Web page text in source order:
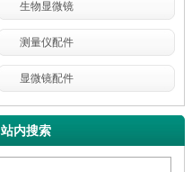
生物显微镜
测量仪配件
显微镜配件
站内搜索